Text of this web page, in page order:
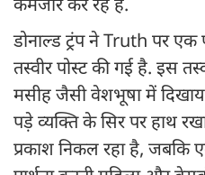
कमजोर कर रहे हैं.
डोनाल्ड ट्रंप ने Truth पर
तस्वीर पोस्ट की गई है. इस
मसीह जैसी वेशभूषा में
पड़े व्यक्ति के सिर पर हाथ
प्रकाश निकल रहा है,